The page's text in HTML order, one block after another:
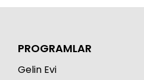
PROGRAMLAR
Gelin Evi